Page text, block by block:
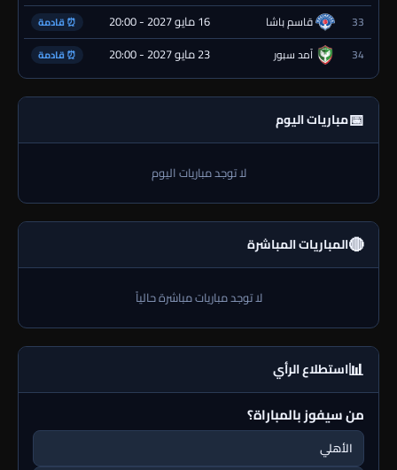
33 قاسم باشا 16 مايو 2027 - 20:00 ⏰ قادمة
34 آمد سبور 23 مايو 2027 - 20:00 ⏰ قادمة
📅مباريات اليوم
لا توجد مباريات اليوم
🔴المباريات المباشرة
لا توجد مباريات مباشرة حالياً
📊استطلاع الرأي
من سيفوز بالمباراة؟
الأهلي